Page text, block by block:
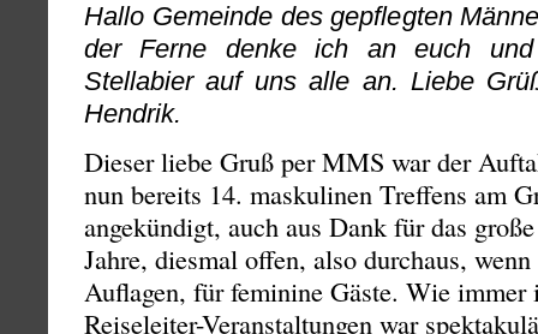
Hallo Gemeinde des gepflegten
der Ferne denke ich an euch
Stellabier auf uns alle an. Liebe
Hendrik.
Dieser liebe Gruß per MMS war der
nun bereits 14. maskulinen Treffens am
angekündigt, auch aus Dank für das
Jahre, diesmal offen, also durchaus,
Auflagen, für feminine Gäste. Wie
Reiseleiter-Veranstaltungen war